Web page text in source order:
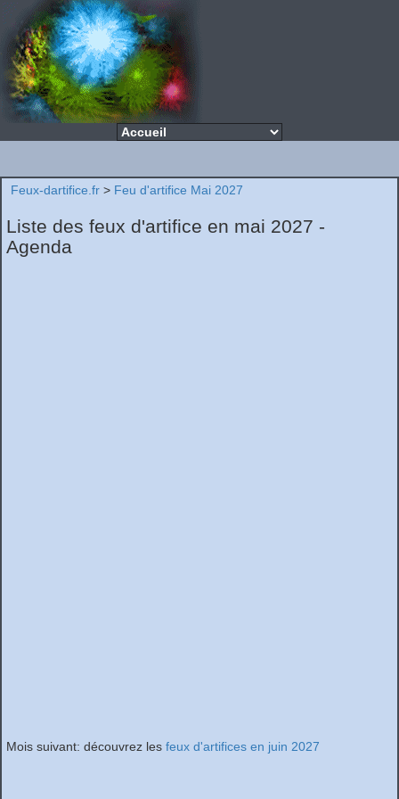
Feux-dartifice.fr > Feu d'artifice Mai 2027
Liste des feux d'artifice en mai 2027 -
Agenda
Mois suivant: découvrez les feux d'artifices en juin 2027